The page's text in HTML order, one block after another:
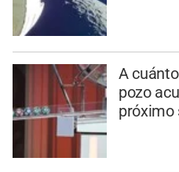
A
pozo
próximo